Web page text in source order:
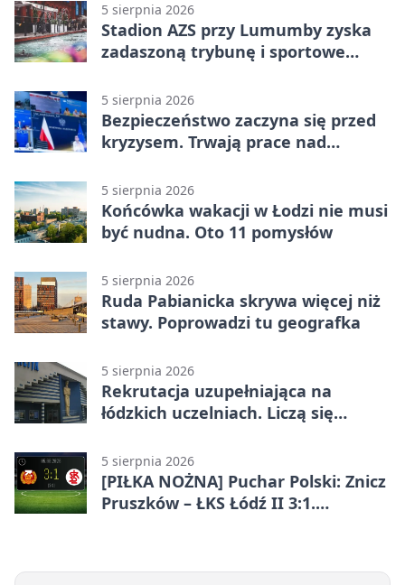
5 sierpnia 2026
Stadion AZS przy Lumumby zyska
zadaszoną trybunę i sportowe
5 sierpnia 2026
Bezpieczeństwo zaczyna się przed
kryzysem. Trwają prace nad
5 sierpnia 2026
Końcówka wakacji w Łodzi nie musi
być nudna. Oto 11 pomysłów
5 sierpnia 2026
Ruda Pabianicka skrywa więcej niż
stawy. Poprowadzi tu geografka
5 sierpnia 2026
Rekrutacja uzupełniająca na
łódzkich uczelniach. Liczą się
5 sierpnia 2026
[PIŁKA NOŻNA] Puchar Polski: Znicz
Pruszków – ŁKS Łódź II 3:1.